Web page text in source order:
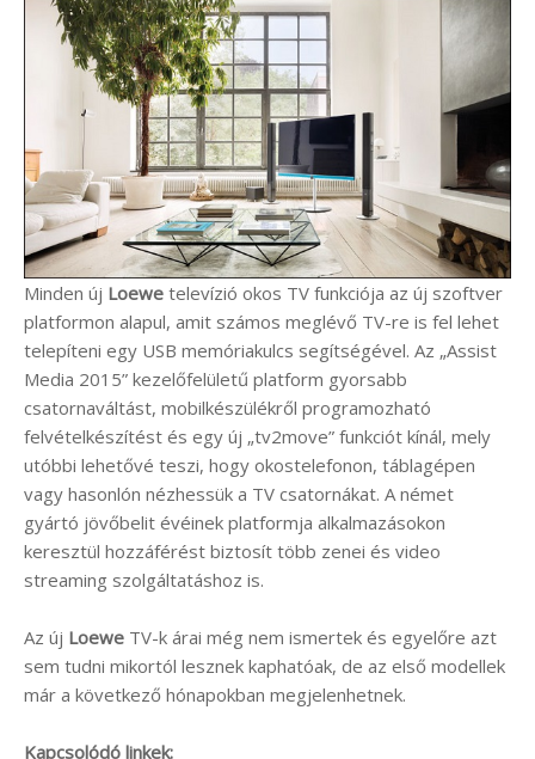
Minden új Loewe televízió okos TV funkciója az új szoftver
platformon alapul, amit számos meglévő TV-re is fel lehet
telepíteni egy USB memóriakulcs segítségével. Az „Assist
Media 2015” kezelőfelületű platform gyorsabb
csatornaváltást, mobilkészülékről programozható
felvételkészítést és egy új „tv2move” funkciót kínál, mely
utóbbi lehetővé teszi, hogy okostelefonon, táblagépen
vagy hasonlón nézhessük a TV csatornákat. A német
gyártó jövőbelit évéinek platformja alkalmazásokon
keresztül hozzáférést biztosít több zenei és video
streaming szolgáltatáshoz is.
Az új Loewe TV-k árai még nem ismertek és egyelőre azt
sem tudni mikortól lesznek kaphatóak, de az első modellek
már a következő hónapokban megjelenhetnek.
Kapcsolódó linkek: